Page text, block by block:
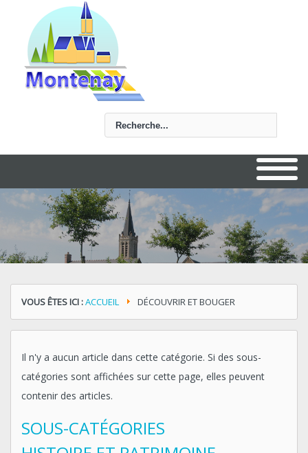
VOUS ÊTES ICI :ACCUEIL DÉCOUVRIR ET BOUGER
Il n'y a aucun article dans cette catégorie. Si des sous-
catégories sont affichées sur cette page, elles peuvent
contenir des articles.
SOUS-CATÉGORIES